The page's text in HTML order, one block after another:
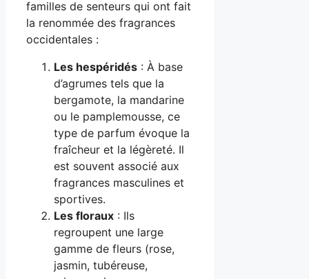
familles de senteurs qui ont fait
la renommée des fragrances
occidentales :
Les hespéridés : À base
d’agrumes tels que la
bergamote, la mandarine
ou le pamplemousse, ce
type de parfum évoque la
fraîcheur et la légèreté. Il
est souvent associé aux
fragrances masculines et
sportives.
Les floraux : Ils
regroupent une large
gamme de fleurs (rose,
jasmin, tubéreuse,